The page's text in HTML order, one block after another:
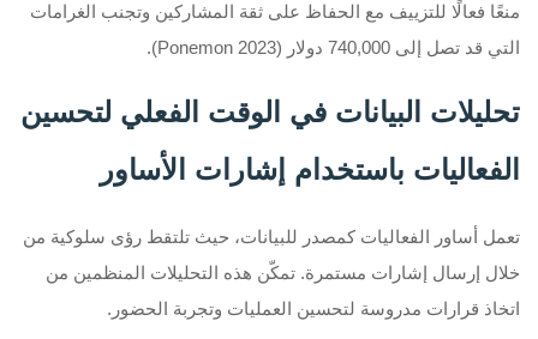
منعًا فعالًا للتزييف مع الحفاظ على ثقة المشاركين وتجنب الغرامات
التي قد تصل إلى 740,000 دولار (Ponemon 2023).
تحليلات البيانات في الوقت الفعلي لتحسين
الفعاليات باستخدام إشارات الأساور
تعمل أساور الفعاليات كمصدر للبيانات، حيث تلتقط رؤى سلوكية من
خلال إرسال إشارات مستمرة. تمكّن هذه التحليلات المنظمين من
اتخاذ قرارات مدروسة لتحسين العمليات وتجربة الحضور.